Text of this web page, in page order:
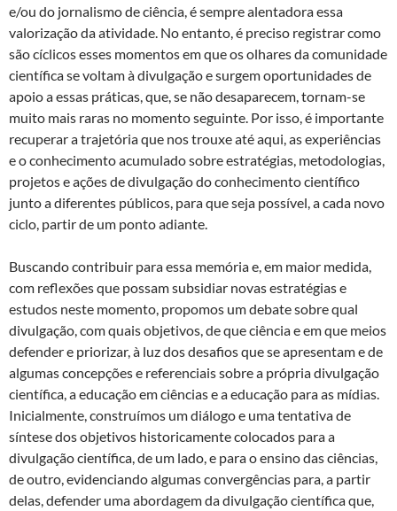
e/ou do jornalismo de ciência, é sempre alentadora essa
valorização da atividade. No entanto, é preciso registrar como
são cíclicos esses momentos em que os olhares da comunidade
científica se voltam à divulgação e surgem oportunidades de
apoio a essas práticas, que, se não desaparecem, tornam-se
muito mais raras no momento seguinte. Por isso, é importante
recuperar a trajetória que nos trouxe até aqui, as experiências
e o conhecimento acumulado sobre estratégias, metodologias,
projetos e ações de divulgação do conhecimento científico
junto a diferentes públicos, para que seja possível, a cada novo
ciclo, partir de um ponto adiante.
Buscando contribuir para essa memória e, em maior medida,
com reflexões que possam subsidiar novas estratégias e
estudos neste momento, propomos um debate sobre qual
divulgação, com quais objetivos, de que ciência e em que meios
defender e priorizar, à luz dos desafios que se apresentam e de
algumas concepções e referenciais sobre a própria divulgação
científica, a educação em ciências e a educação para as mídias.
Inicialmente, construímos um diálogo e uma tentativa de
síntese dos objetivos historicamente colocados para a
divulgação científica, de um lado, e para o ensino das ciências,
de outro, evidenciando algumas convergências para, a partir
delas, defender uma abordagem da divulgação científica que,